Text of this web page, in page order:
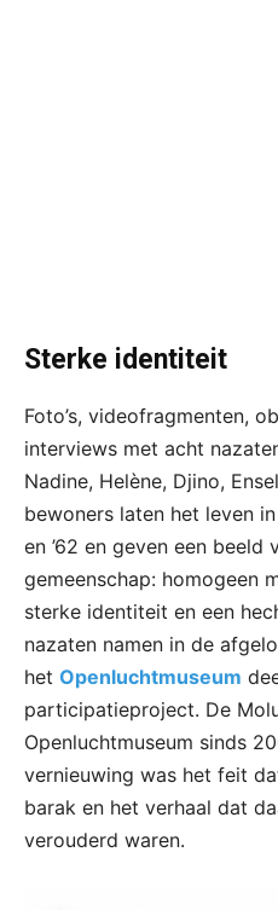
Sterke identiteit
Foto’s, videofragmenten,
interviews met acht
Nadine, Helène, Djino,
bewoners laten het leven
en ’62 en geven een beeld
gemeenschap: homogeen
sterke identiteit en een
nazaten namen in de
het Openluchtmuseum
participatieproject. De
Openluchtmuseum sinds
vernieuwing was het feit
barak en het verhaal dat
verouderd waren.